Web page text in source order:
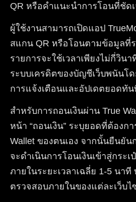
QR หรือคำแนะนำการโอนที่ชัด
ผู้ใช้งานสามารถเปิดแอป
สแกน QR หรือโอนตามข้อมูลที่
รายการจะใช้เวลาเพียงไม่กี่วินา
ระบบเครดิตของบัญชีเว็บพนันโ
การแจ้งเตือนและอัปเดตยอดทั
สำหรับการถอนเงินผ่าน True
หน้า “ถอนเงิน” ระบุยอดที่ต้องก
Wallet ของตนเอง จากนั้นยืนยัน
จะดำเนินการโอนเงินเข้าสู่กระเ
ภายในระยะเวลาเฉลี่ย 1-5 นา
ตรวจสอบภายในของแต่ละเว็บไ